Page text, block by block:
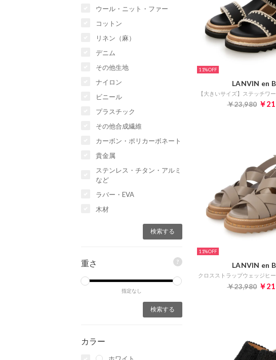
ウール・ニット・ファー
コットン
リネン（麻）
デニム
その他生地
ナイロン
ビニール
プラスチック
その他合成繊維
カーボン・ポリカーボネート
貴金属
ステンレス・チタン・アルミ
など
ラバー・EVA
木材
重さ ?
指定なし
カラー
11%
LANVIN en
￥23,980 ￥
11%
LANVIN en
￥23,980 ￥